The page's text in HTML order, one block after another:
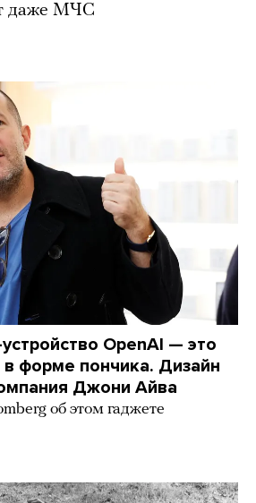
даже МЧС
OpenAI — это
форме пончика. Дизайн
Джони Айва
об этом гаджете